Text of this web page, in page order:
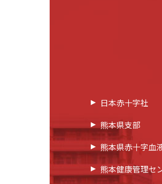
日本赤十字社
熊本県支部
熊本県赤十字血
熊本健康管理セ